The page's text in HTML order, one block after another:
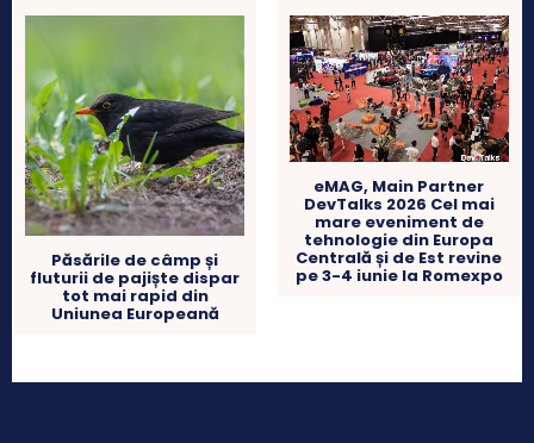
Păsările de câmp și
fluturii de pajiște dispar
tot mai rapid din
Uniunea Europeană
eMAG, Main Partner
DevTalks 2026 Cel mai
mare eveniment de
tehnologie din Europa
Centrală și de Est revine
pe 3-4 iunie la Romexpo